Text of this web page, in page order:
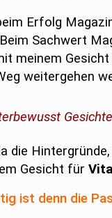
Erfolg
Sachwert
meinem
weitergehen
die
Gesicht für
ist denn die